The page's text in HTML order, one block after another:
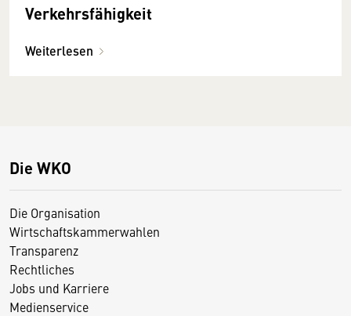
Verkehrsfähigkeit
Weiterlesen
Die WKO
Die Organisation
Wirtschaftskammerwahlen
Transparenz
Rechtliches
Jobs und Karriere
Medienservice